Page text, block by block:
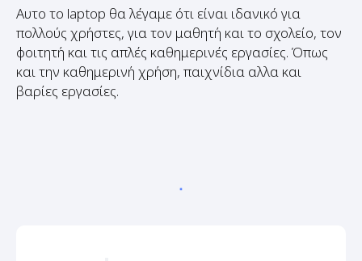
Αυτο το laptop θα λέγαμε ότι είναι ιδανικό για
πολλούς χρήστες, για τον μαθητή και το σχολείο, τον
φοιτητή και τις απλές καθημερινές εργασίες. Όπως
και την καθημερινή χρήση, παιχνίδια αλλα και
βαρίες εργασίες.